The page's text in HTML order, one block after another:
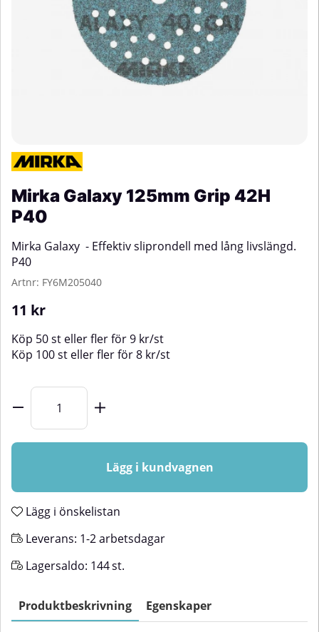
Mirka Galaxy 125mm Grip 42H
P40
Mirka Galaxy - Effektiv sliprondell med lång livslängd.
P40
Artnr: FY6M205040
11 kr
Köp 50 st eller fler för9 kr/st
Köp 100 st eller fler för8 kr/st
Lägg i kundvagnen
Lägg i önskelistan
Leverans: 1-2 arbetsdagar
Lagersaldo: 144st.
Produktbeskrivning Egenskaper